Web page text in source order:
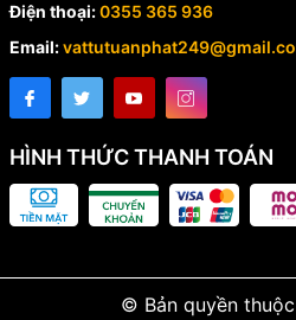
⛪ Nhà thờ, khu triển lãm
Thiết bị giúp tiết kiệm số lượng đầu
truyền thống, đồng thời nâng cao
Điện thoại:0355 365 936
Email:
HÌNH THỨC THANH TOÁN
© Bản quyền